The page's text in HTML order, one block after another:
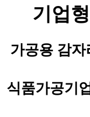
기업
가공용 감
식품가공기